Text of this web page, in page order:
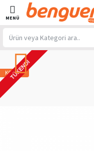
KOMBIN
TÜKENDI